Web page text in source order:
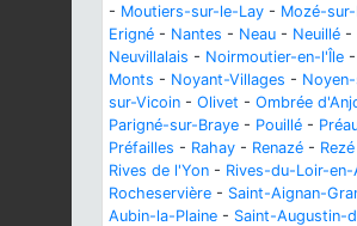
- Moutiers-sur-le-Lay - Mozé-
Erigné - Nantes - Neau - Neuillé -
Neuvillalais - Noirmoutier-en-l'Île -
Monts - Noyant-Villages -
sur-Vicoin - Olivet - Ombrée
Parigné-sur-Braye - Pouillé -
Préfailles - Rahay - Renazé - Rezé
Rives de l'Yon - Rives-du-Loir-en-
Rocheservière - Saint-Aignan-
Aubin-la-Plaine - Saint-Augustin-